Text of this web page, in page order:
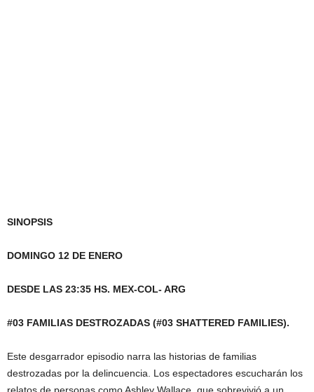
SINOPSIS
DOMINGO 12 DE ENERO
DESDE LAS 23:35 HS. MEX-COL- ARG
#03 FAMILIAS DESTROZADAS (#03 SHATTERED FAMILIES).
Este desgarrador episodio narra las historias de familias
destrozadas por la delincuencia. Los espectadores escucharán los